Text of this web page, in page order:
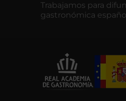
Trabajamos para
gastronómica